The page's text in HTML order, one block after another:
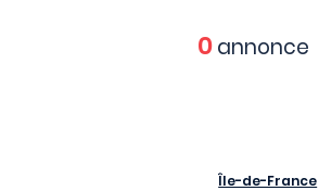
0annonce
Île-de-France